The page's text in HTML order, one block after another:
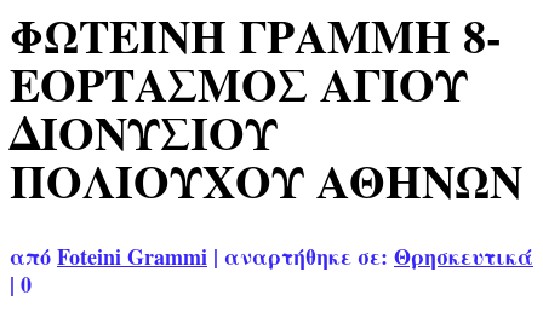
ΦΩΤΕΙΝΗ ΓΡΑΜΜΗ 8-
ΕΟΡΤΑΣΜΟΣ ΑΓΙΟΥ
ΔΙΟΝΥΣΙΟΥ
ΠΟΛΙΟΥΧΟΥ ΑΘΗΝΩΝ
απόFoteini Grammi | αναρτήθηκε σε: Θρησκευτικά
| 0